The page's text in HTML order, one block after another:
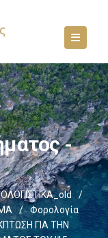
-
/
/
Φορολογία
ΓΙΑ ΤΗΝ